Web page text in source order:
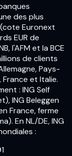
des plus
Euronext
EUR de
l'AFM et la BCE
de clients
Pays-
France et Italie.
: ING Self
ING Beleggen
France, ferme
En NL/DE, ING
: